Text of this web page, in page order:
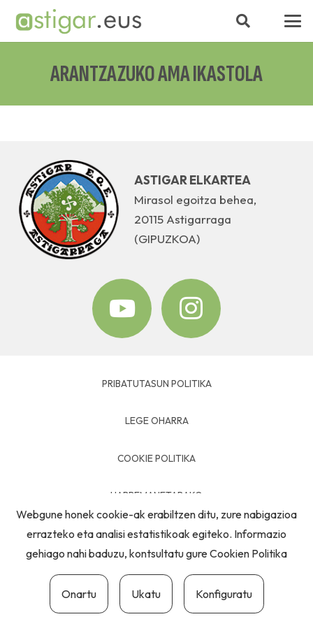
ARANTZAZUKO AMA IKASTOLA
ASTIGAR ELKARTEA
Mirasol egoitza behea,
20115 Astigarraga
(GIPUZKOA)
PRIBATUTASUN POLITIKA
LEGE OHARRA
COOKIE POLITIKA
HARREMANETARAKO
Webgune honek cookie-ak erabiltzen ditu, zure nabigazioa
errazteko eta analisi estatistikoak egiteko. Informazio
gehiago nahi baduzu, kontsultatu gureCookien Politika
Onartu Ukatu Konfiguratu